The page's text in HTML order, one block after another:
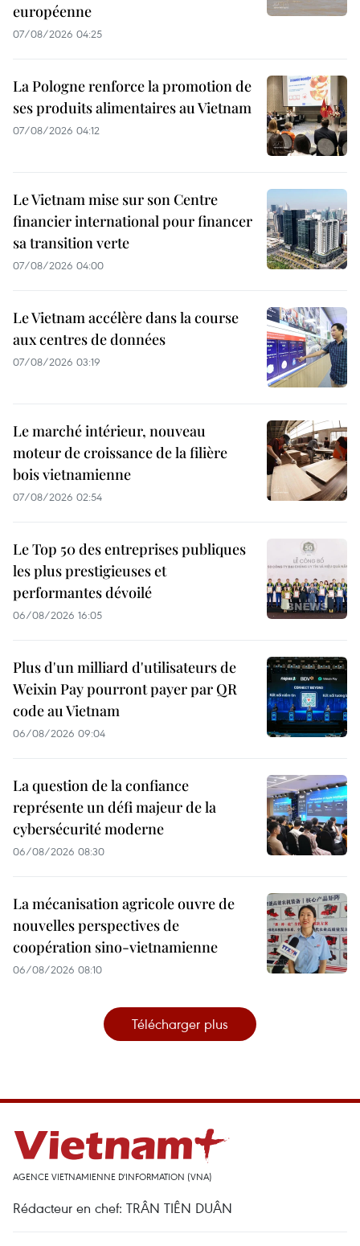
européenne
07/08/2026 04:25
La Pologne renforce la promotion de
ses produits alimentaires au Vietnam
07/08/2026 04:12
Le Vietnam mise sur son Centre
financier international pour financer
sa transition verte
07/08/2026 04:00
Le Vietnam accélère dans la course
aux centres de données
07/08/2026 03:19
Le marché intérieur, nouveau
moteur de croissance de la filière
bois vietnamienne
07/08/2026 02:54
Le Top 50 des entreprises publiques
les plus prestigieuses et
performantes dévoilé
06/08/2026 16:05
Plus d'un milliard d'utilisateurs de
Weixin Pay pourront payer par QR
code au Vietnam
06/08/2026 09:04
La question de la confiance
représente un défi majeur de la
cybersécurité moderne
06/08/2026 08:30
La mécanisation agricole ouvre de
nouvelles perspectives de
coopération sino-vietnamienne
06/08/2026 08:10
Télécharger plus
AGENCE VIETNAMIENNE D'INFORMATION (VNA)
Rédacteur en chef: TRÂN TIÊN DUÂN